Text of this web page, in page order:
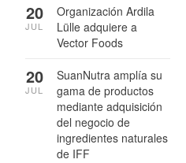
Organización Ardila
Lülle adquiere a
Vector Foods
20
JUL
SuanNutra amplía su
gama de productos
mediante adquisición
del negocio de
ingredientes naturales
de IFF
20
JUL